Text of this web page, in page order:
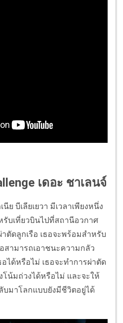
เดอะ ชาเลนจ์
ย บีเลียเยวา มีเวลาเพียงหนึ่ง
รับเที่ยวบินไปที่สถานีอวกาศ
ตัดลูกเรือ เธอจะพร้อมสำหรับ
สามารถเอาชนะความกลัว
ได้หรือไม่ เธอจะทำการผ่าตัด
น้มถ่วงได้หรือไม่ และจะให้
มาโลกแบบยังมีชีวิตอยู่ได้